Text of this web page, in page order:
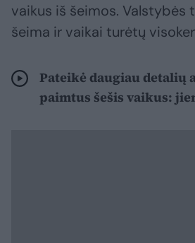
vaikus iš šeimos. Valstybės
šeima ir vaikai turėtų
Pateikė daugiau detalių
paimtus šešis vaikus: